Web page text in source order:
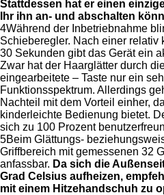
Stattdessen hat er einen
Ihr ihn an- und abschalten
4Während der Inbetriebnahme
Schieberegler. Nach einer relativ
30 Sekunden gibt das Gerät ein
Zwar hat der Haarglätter durch
eingearbeitete – Taste nur ein
Funktionsspektrum. Allerdings
Nachteil mit dem Vorteil einher,
kinderleichte Bedienung bietet.
sich zu 100 Prozent
5Beim Glättungs-
Griffbereich mit gemessenen 32
anfassbar. Da sich die
Grad Celsius aufheizen,
mit einem Hitzehandschuh zu